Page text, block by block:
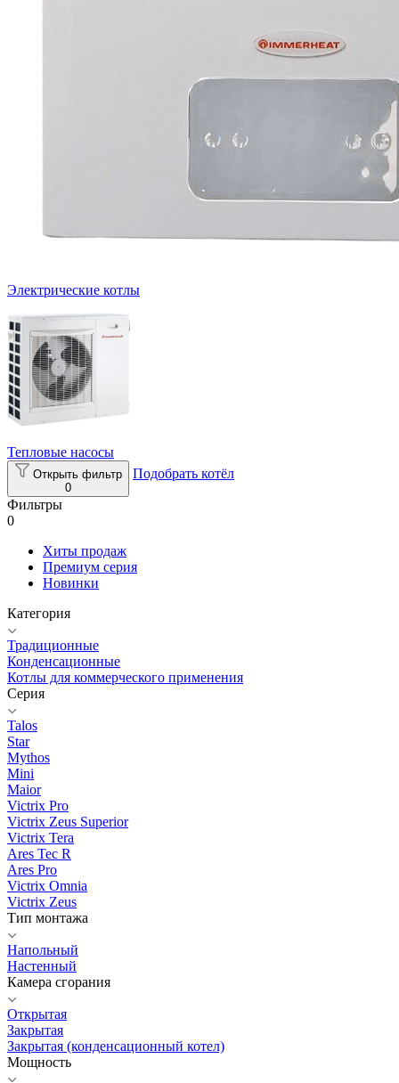
Электрические котлы
Тепловые насосы
Открыть фильтр
0
Подобрать котёл
Фильтры
0
Хиты продаж
Премиум серия
Новинки
Категория
Традиционные
Конденсационные
Котлы для коммерческого применения
Серия
Talos
Star
Mythos
Mini
Maior
Victrix Pro
Victrix Zeus Superior
Victrix Tera
Ares Tec R
Ares Pro
Victrix Omnia
Victrix Zeus
Тип монтажа
Напольный
Настенный
Камера сгорания
Открытая
Закрытая
Закрытая (конденсационный котел)
Мощность